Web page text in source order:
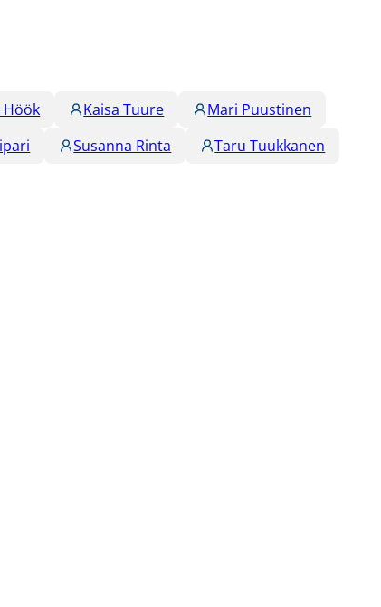
Höök Kaisa Tuure
Mari Puustinen
Susanna Rinta Taru Tuukkanen